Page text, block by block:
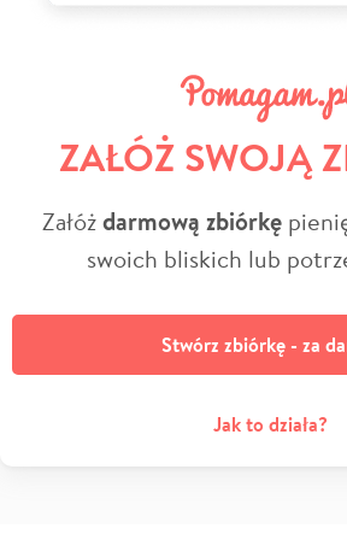
ZAŁÓŻ SWOJĄ
Załóżdarmową zbiórkę
swoich bliskich lub
Stwórz zbiórkę - za
Jak to działa?